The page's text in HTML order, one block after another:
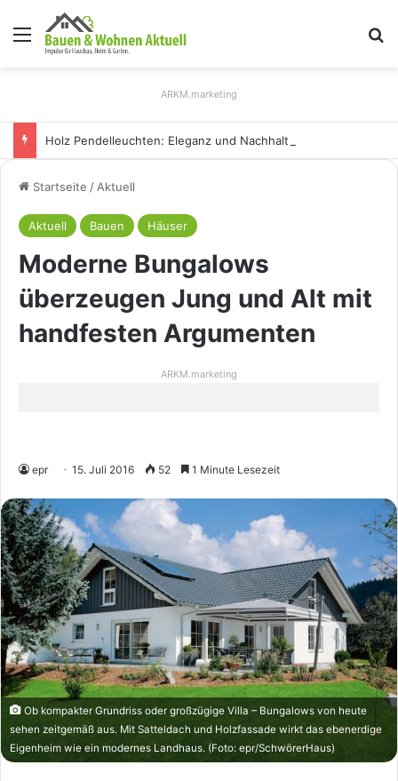
Menü
ARKM.marketing
Startseite / Aktuell
Aktuell Bauen Häuser
Moderne Bungalows
überzeugen Jung und Alt mit
handfesten Argumenten
ARKM.marketing
epr 15. Juli 2016 52 1 Minute Lesezeit
Ob kompakter Grundriss oder großzügige Villa – Bungalows von heute
sehen zeitgemäß aus. Mit Satteldach und Holzfassade wirkt das ebenerdige
Eigenheim wie ein modernes Landhaus. (Foto: epr/SchwörerHaus)